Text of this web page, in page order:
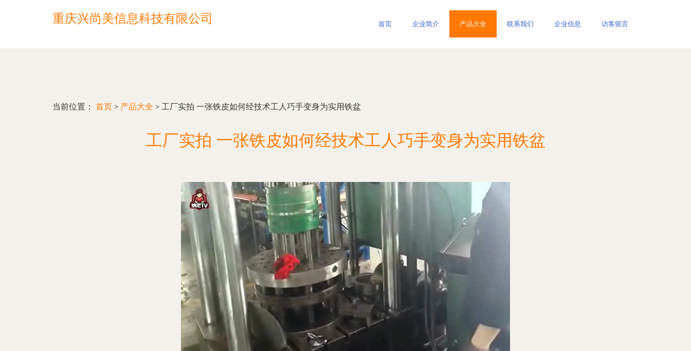
重庆兴尚美信息科技有限公司 首页 企业简介 产品大全 联系我们 企业信息 访客留言
当前位置： 首页 > 产品大全 > 工厂实拍 一张铁皮如何经技术工人巧手变身为实用铁盆
工厂实拍 一张铁皮如何经技术工人巧手变身为实用铁盆